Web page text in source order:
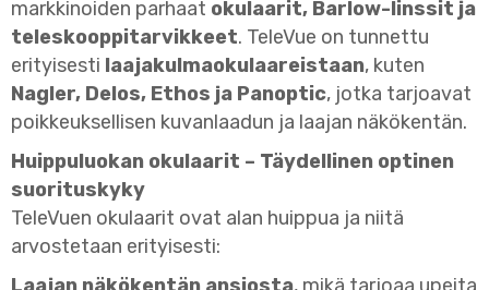
markkinoiden parhaat okulaarit, Barlow-linssit ja
teleskooppitarvikkeet. TeleVue on tunnettu
erityisesti laajakulmaokulaareistaan, kuten
Nagler, Delos, Ethos ja Panoptic, jotka tarjoavat
poikkeuksellisen kuvanlaadun ja laajan näkökentän.
Huippuluokan okulaarit – Täydellinen optinen
suorituskyky
TeleVuen okulaarit ovat alan huippua ja niitä
arvostetaan erityisesti:
Laajan näkökentän ansiosta, mikä tarjoaa upeita